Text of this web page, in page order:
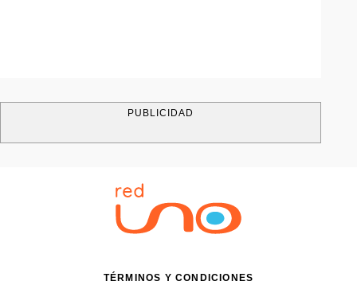
PUBLICIDAD
TÉRMINOS Y CONDICIONES